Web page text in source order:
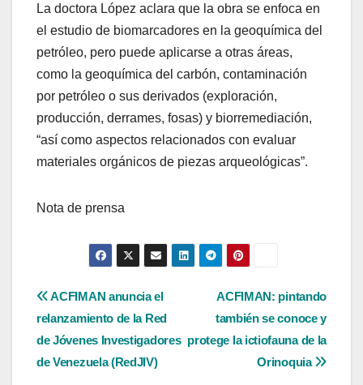
La doctora López aclara que la obra se enfoca en
el estudio de biomarcadores en la geoquímica del
petróleo, pero puede aplicarse a otras áreas,
como la geoquímica del carbón, contaminación
por petróleo o sus derivados (exploración,
producción, derrames, fosas) y biorremediación,
“así como aspectos relacionados con evaluar
materiales orgánicos de piezas arqueológicas”.
Nota de prensa
Navegación
de
entradas
ACFIMAN: pintando
también se conoce y
protege la ictiofauna de la
Orinoquia
ACFIMAN anuncia el
relanzamiento de la Red
de Jóvenes Investigadores
de Venezuela (RedJIV)